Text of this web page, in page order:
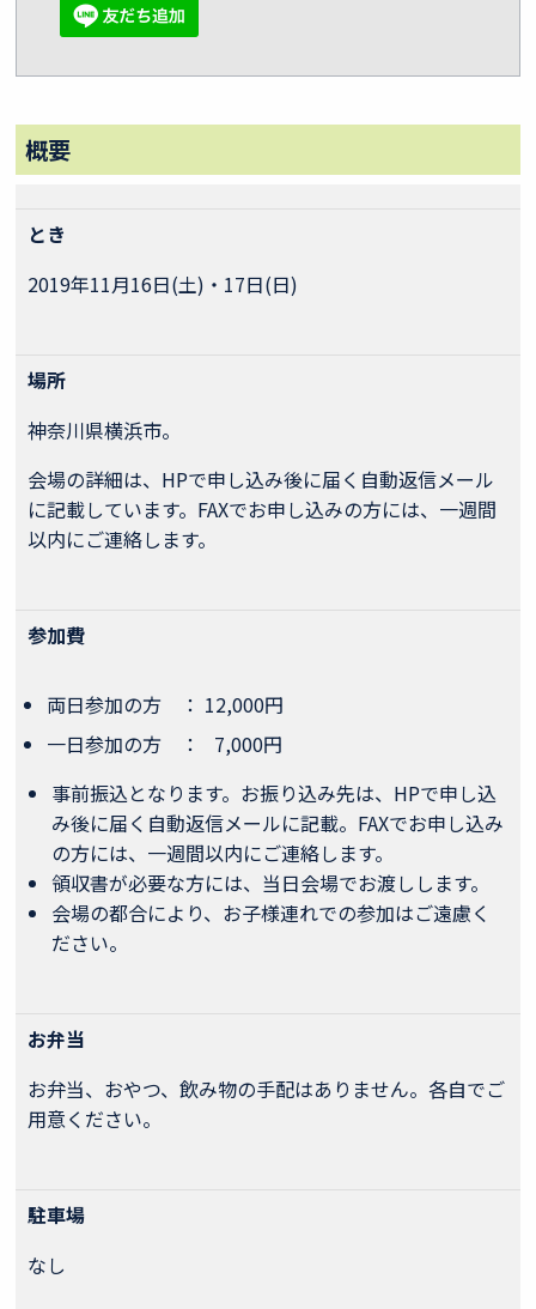
概要
とき
2019年11月16日(土)・17日(日)
場所
神奈川県横浜市。
会場の詳細は、HPで申し込み後に届く自動返信メール
に記載しています。FAXでお申し込みの方には、一週間
以内にご連絡します。
参加費
両日参加の方 ： 12,000円
一日参加の方 ： 7,000円
事前振込となります。お振り込み先は、HPで申し込
み後に届く自動返信メールに記載。FAXでお申し込み
の方には、一週間以内にご連絡します。
領収書が必要な方には、当日会場でお渡しします。
会場の都合により、お子様連れでの参加はご遠慮く
ださい。
お弁当
お弁当、おやつ、飲み物の手配はありません。各自でご
用意ください。
駐車場
なし